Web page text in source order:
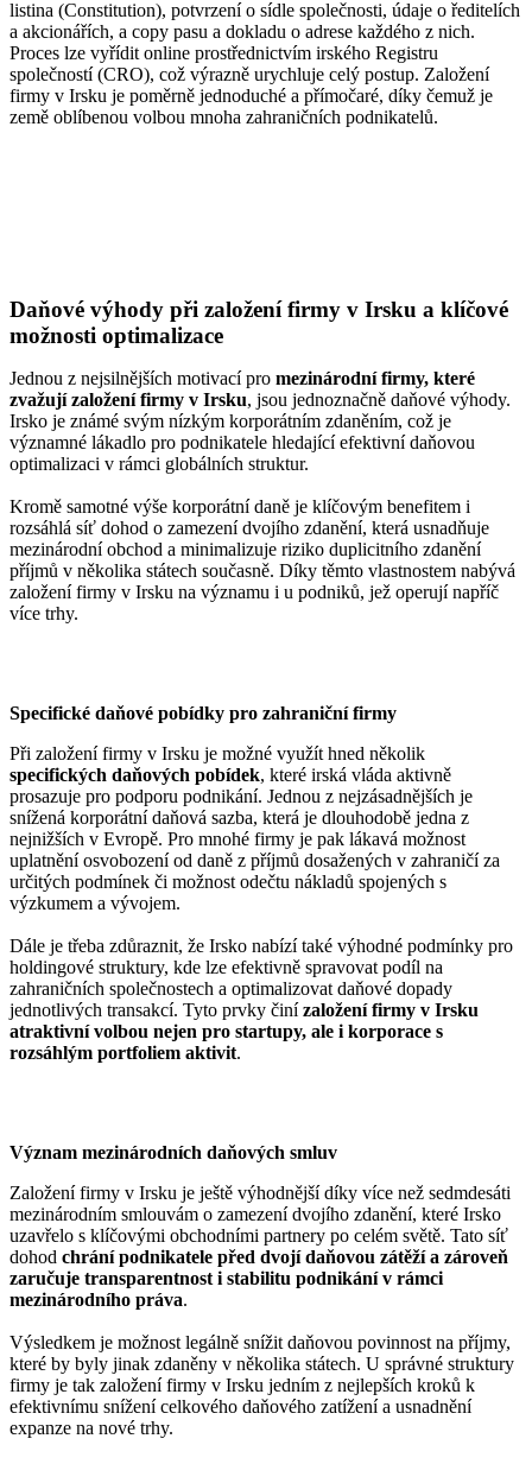
listina (Constitution), potvrzení o sídle společnosti, údaje o ředitelích
a akcionářích, a copy pasu a dokladu o adrese každého z nich.
Proces lze vyřídit online prostřednictvím irského Registru
společností (CRO), což výrazně urychluje celý postup. Založení
firmy v Irsku je poměrně jednoduché a přímočaré, díky čemuž je
země oblíbenou volbou mnoha zahraničních podnikatelů.
Daňové výhody při založení firmy v Irsku a klíčové
možnosti optimalizace
Jednou z nejsilnějších motivací pro mezinárodní firmy, které
zvažují založení firmy v Irsku, jsou jednoznačně daňové výhody.
Irsko je známé svým nízkým korporátním zdaněním, což je
významné lákadlo pro podnikatele hledající efektivní daňovou
optimalizaci v rámci globálních struktur.
Kromě samotné výše korporátní daně je klíčovým benefitem i
rozsáhlá síť dohod o zamezení dvojího zdanění, která usnadňuje
mezinárodní obchod a minimalizuje riziko duplicitního zdanění
příjmů v několika státech současně. Díky těmto vlastnostem nabývá
založení firmy v Irsku na významu i u podniků, jež operují napříč
více trhy.
Specifické daňové pobídky pro zahraniční firmy
Při založení firmy v Irsku je možné využít hned několik
specifických daňových pobídek, které irská vláda aktivně
prosazuje pro podporu podnikání. Jednou z nejzásadnějších je
snížená korporátní daňová sazba, která je dlouhodobě jedna z
nejnižších v Evropě. Pro mnohé firmy je pak lákavá možnost
uplatnění osvobození od daně z příjmů dosažených v zahraničí za
určitých podmínek či možnost odečtu nákladů spojených s
výzkumem a vývojem.
Dále je třeba zdůraznit, že Irsko nabízí také výhodné podmínky pro
holdingové struktury, kde lze efektivně spravovat podíl na
zahraničních společnostech a optimalizovat daňové dopady
jednotlivých transakcí. Tyto prvky činízaložení firmy v Irsku
atraktivní volbou nejen pro startupy, ale i korporace s
rozsáhlým portfoliem aktivit.
Význam mezinárodních daňových smluv
Založení firmy v Irsku je ještě výhodnější díky více než sedmdesáti
mezinárodním smlouvám o zamezení dvojího zdanění, které Irsko
uzavřelo s klíčovými obchodními partnery po celém světě. Tato síť
dohod chrání podnikatele před dvojí daňovou zátěží a zároveň
zaručuje transparentnost i stabilitu podnikání v rámci
mezinárodního práva.
Výsledkem je možnost legálně snížit daňovou povinnost na příjmy,
které by byly jinak zdaněny v několika státech. U správné struktury
firmy je tak založení firmy v Irsku jedním z nejlepších kroků k
efektivnímu snížení celkového daňového zatížení a usnadnění
expanze na nové trhy.